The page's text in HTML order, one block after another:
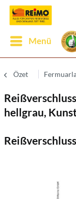
Menü
Özet
hellgrau,